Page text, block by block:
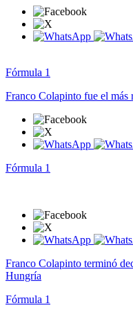
Fórmula 1
Franco Colapinto fue el más
Fórmula 1
Franco Colapinto terminó
Hungría
Fórmula 1